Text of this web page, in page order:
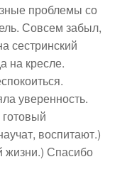
проблемы со
Совсем забыл,
сестринский
на кресле.
уверенность.
воспитают.)
жизни.) Спасибо